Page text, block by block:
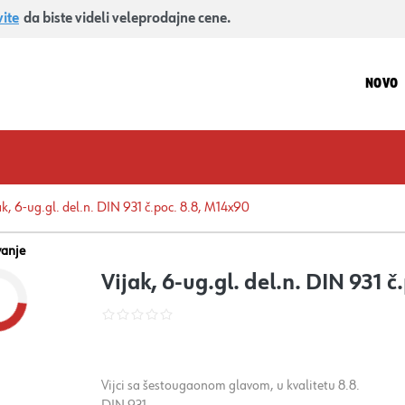
da biste videli veleprodajne cene.
NOVO
6-ug.gl. del.n. DIN 931 č.poc. 8.8, M14x90
Vijak, 6-ug.gl. del.n. DIN 931
Vijci sa šestougaonom glavom, u kvalitetu 8.8.